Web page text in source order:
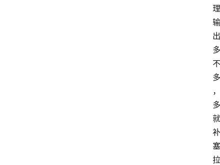
理
输
出
多
不
多
，
多
就
补
塞
拉